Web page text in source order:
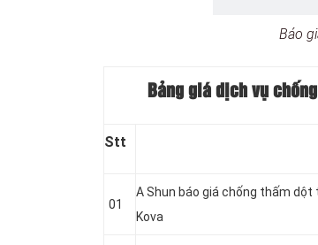
Báo
Bảng giá dịch vụ
Stt
01
A Shun báo giá chống thấm
Kova